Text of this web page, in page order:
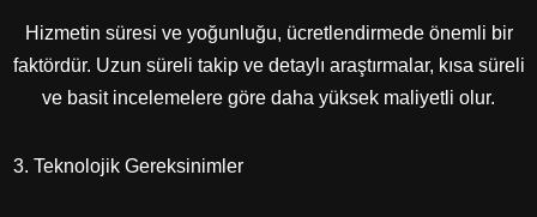
Hizmetin süresi ve yoğunluğu, ücretlendirmede önemli bir
faktördür. Uzun süreli takip ve detaylı araştırmalar, kısa süreli
ve basit incelemelere göre daha yüksek maliyetli olur.
Teknolojik Gereksinimler